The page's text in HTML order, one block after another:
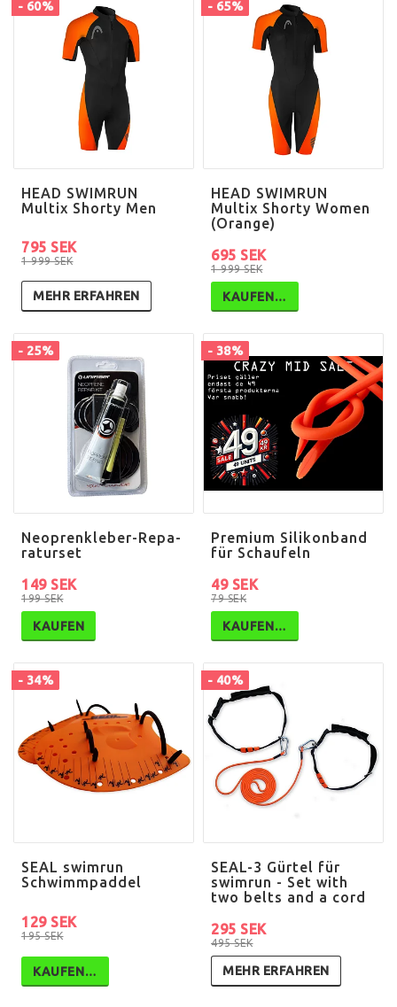
- 60%
HEAD SWIMRUN
Multix Shorty Men
1 999 SEK
795 SEK
MEHR ERFAHREN
- 65%
HEAD SWIMRUN
Multix Shorty Women
(Orange)
1 999 SEK
695 SEK
KAUFEN…
- 25%
N­e­o­p­r­e­n­k­l­e­b­e­r­-­R­e­p­a­
r­a­t­u­r­s­e­t
199 SEK
149 SEK
KAUFEN
- 38%
Premium Silikonband
für Schaufeln
79 SEK
49 SEK
KAUFEN…
- 34%
SEAL swimrun
Schwimmpaddel
195 SEK
129 SEK
KAUFEN…
- 40%
SEAL-3 Gürtel für
swimrun - Set with
two belts and a cord
495 SEK
295 SEK
MEHR ERFAHREN